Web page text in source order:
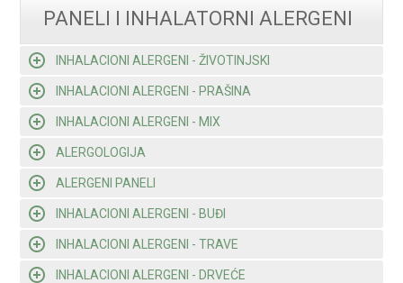
PANELI I INHALATORNI ALERGENI
INHALACIONI ALERGENI - ŽIVOTINJSKI
INHALACIONI ALERGENI - PRAŠINA
INHALACIONI ALERGENI - MIX
ALERGOLOGIJA
ALERGENI PANELI
INHALACIONI ALERGENI - BUĐI
INHALACIONI ALERGENI - TRAVE
INHALACIONI ALERGENI - DRVEĆE